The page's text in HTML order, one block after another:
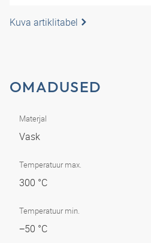
Kuva artiklitabel
OMADUSED
Materjal
Vask
Temperatuur max.
300 °C
Temperatuur min.
−50 °C